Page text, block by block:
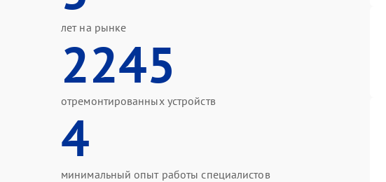
лет на рынке
2245
отремонтированных устройств
4
минимальный опыт работы специалистов